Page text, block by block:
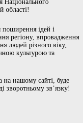
Національного
області!
поширення ідей і
регіону, впровадження
людей різного віку,
культурою та
на нашому сайті, буде
зворотньому зв’язку!